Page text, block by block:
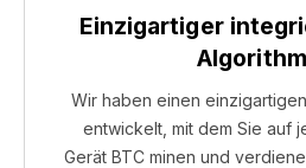
Einzigartiger
Wir haben einen
entwickelt, mit dem Sie auf
Gerät BTC minen und